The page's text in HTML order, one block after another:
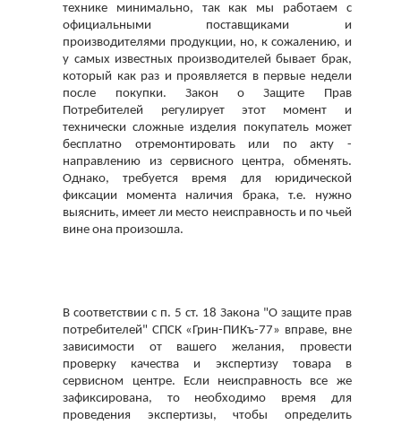
технике минимально, так как мы работаем с
официальными поставщиками и
производителями продукции, но, к сожалению, и
у самых известных производителей бывает брак,
который как раз и проявляется в первые недели
после покупки. Закон о Защите Прав
Потребителей регулирует этот момент и
технически сложные изделия покупатель может
бесплатно отремонтировать или по акту -
направлению из сервисного центра, обменять.
Однако, требуется время для юридической
фиксации момента наличия брака, т.е. нужно
выяснить, имеет ли место неисправность и по чьей
вине она произошла.
В соответствии с п. 5 ст. 18 Закона "О защите прав
потребителей" СПСК «Грин-ПИКъ-77» вправе, вне
зависимости от вашего желания, провести
проверку качества и экспертизу товара в
сервисном центре. Если неисправность все же
зафиксирована, то необходимо время для
проведения экспертизы, чтобы определить